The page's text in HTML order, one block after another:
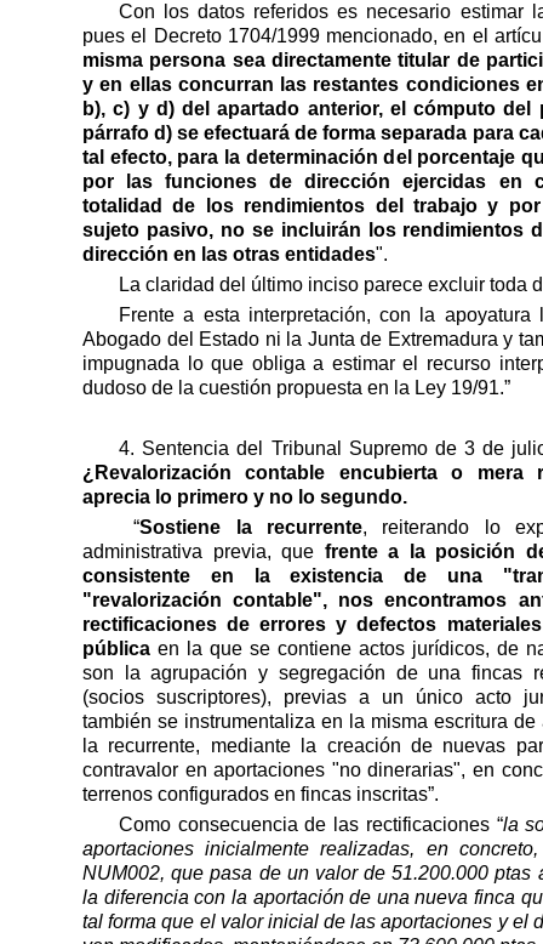
Con los datos referidos es necesario estimar
pues el Decreto 1704/1999 mencionado, en el
misma persona sea directamente titular de
y en ellas concurran las restantes condiciones
b), c) y d) del apartado anterior, el cómputo del
párrafo d) se efectuará de forma separada para
tal efecto, para la determinación del porcentaje
por las funciones de dirección ejercidas en
totalidad de los rendimientos del trabajo y
sujeto pasivo, no se incluirán los rendimientos
dirección en las otras entidades".
La claridad del último inciso parece excluir toda
Frente a esta interpretación, con la
Abogado del Estado ni la Junta de Extremadura y
impugnada lo que obliga a estimar el recurso
dudoso de la cuestión propuesta en la Ley 19/91.”
4. Sentencia del Tribunal Supremo de 3 de
¿Revalorización contable encubierta o mera
aprecia lo primero y no lo segundo.
“Sostiene la recurrente, reiterando lo
administrativa previa, que frente a la posición
consistente en la existencia de una
"revalorización contable", nos encontramos
rectificaciones de errores y defectos
pública en la que se contiene actos jurídicos, de
son la agrupación y segregación de una fincas
(socios suscriptores), previas a un único acto
también se instrumentaliza en la misma escritura
la recurrente, mediante la creación de nuevas
contravalor en aportaciones "no dinerarias", en
terrenos configurados en fincas inscritas”.
Como consecuencia de las rectificaciones “la
aportaciones inicialmente realizadas, en
NUM002, que pasa de un valor de 51.200.000 ptas
la diferencia con la aportación de una nueva finca
tal forma que el valor inicial de las aportaciones y el